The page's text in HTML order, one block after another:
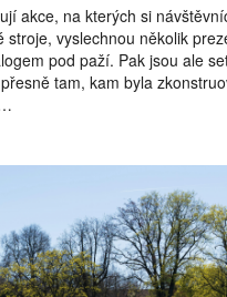
akce, na kterých si
stroje, vyslechnou několik
pod paží. Pak jsou ale
tam, kam byla